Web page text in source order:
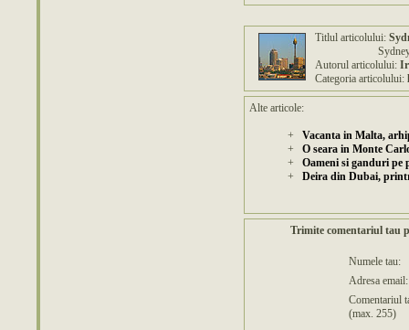
Titlul articolului:
Sydney, The
Autorul articolului:
Categoria articolului:
Alte articole:
+ Vacanta in Malta,
+ O seara in Monte
+ Oameni si ganduri pe
+ Deira din Dubai,
Trimite comentariul tau
Numele tau:
Adresa email:
Comentariul
(max. 255)